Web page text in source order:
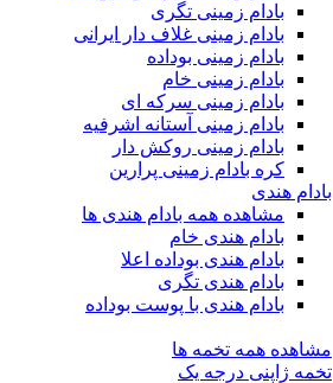
بادام زمینی تگری
بادام زمینی غلاف دار ایرانی
بادام زمینی بوداده
بادام زمینی خام
بادام زمینی سرکه ای
بادام زمینی آستانه اشرفیه
بادام زمینی روکش دار
کره بادام زمینی پرارین
بادام هندی
مشاهده همه بادام هندی ها
بادام هندی خام
بادام هندی بوداده اعلا
بادام هندی تگری
بادام هندی با پوست بوداده
مشاهده همه تخمه ها
تخمه ژاپنی درجه یک